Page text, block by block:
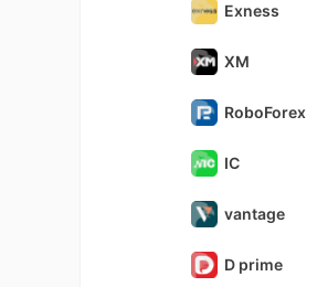
Exness
XM
RoboForex
IC
vantage
D prime